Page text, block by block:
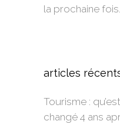
la prochaine fois.
articles
Tourisme :
changé 4 ans